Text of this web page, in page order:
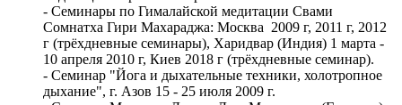
- Семинары по Гималайской медитации Свами
Сомнатха Гири Махараджа: Москва 2009 г, 2011 г, 2012
г (трёхдневные семинары), Харидвар (Индия) 1 марта -
10 апреля 2010 г, Киев 2018 г (трёхдневные семинар).
- Семинар "Йога и дыхательные техники, холотропное
дыхание", г. Азов 15 - 25 июля 2009 г.